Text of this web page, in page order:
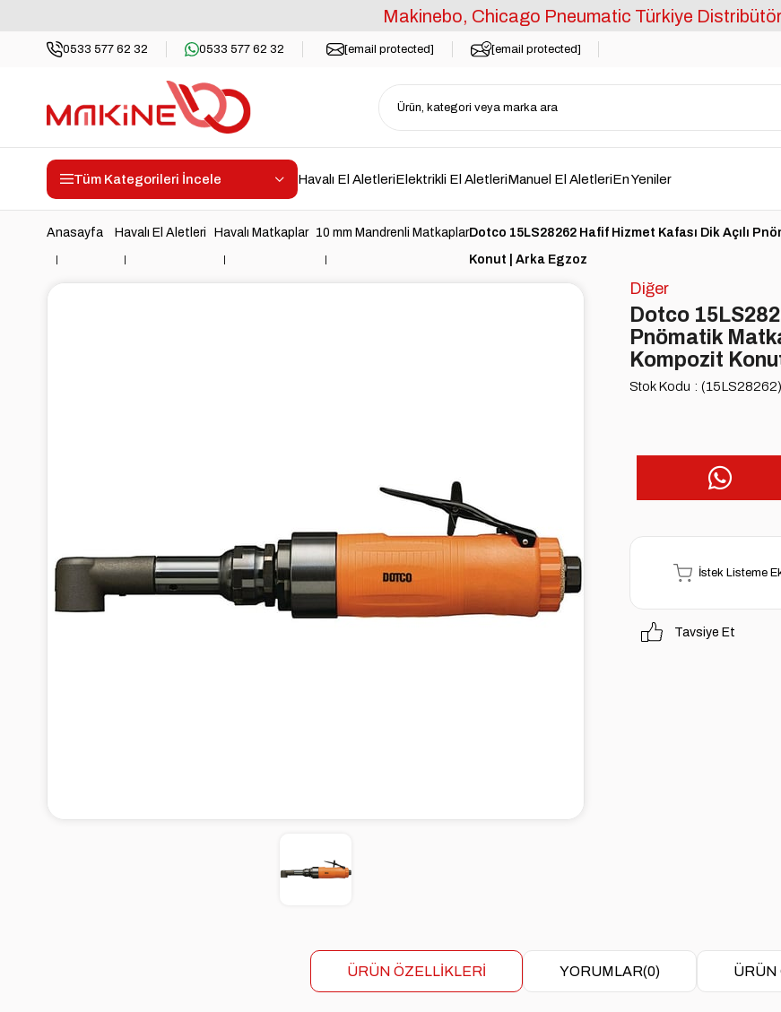
Makinebo, Chicago Pneumatic Türkiye
0533 577 62 32 0533 577 62 32 [email protected] [email protected]
Tüm Kategorileri İncele Havalı El AletleriElektrikli El AletleriManuel El AletleriEn Yeniler
Anasayfa Havalı El Aletleri Havalı Matkaplar 10 mm Mandrenli MatkaplarDotco 15LS28262 Hafif Hizmet Kafası Dik Açılı
Konut | Arka Egzoz
Diğer
Dotco
Pnömatik
Kompozit
Stok Kodu (15LS28262)
İstek Listeme
Tavsiye Et
ÜRÜN ÖZELLIKLERI YORUMLAR(0) ÜRÜN